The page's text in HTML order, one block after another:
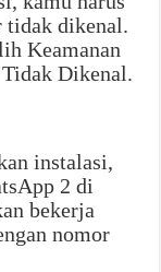
tidak dikenal.
Keamanan
Dikenal.
instalasi,
2 di
bekerja
nomor